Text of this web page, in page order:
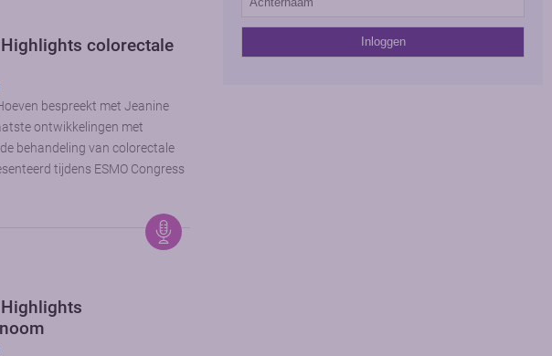
Highlights colorectale
bespreekt met Jeanine
ontwikkelingen met
behandeling van colorectale
tijdens ESMO Congress
Highlights